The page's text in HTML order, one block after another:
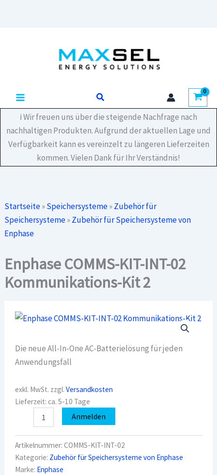
Suchen
ℹ️ Wir freuen uns über die steigende Nachfrage nach
nachhaltigen Produkten. Aufgrund der aktuellen Lage und
Verfügbarkeit kann es vereinzelt zu längeren Lieferzeiten
kommen. Vielen Dank für Ihr Verständnis!
Startseite»Speichersysteme»Zubehör für
Speichersysteme»Zubehör für Speichersysteme von
Enphase
Enphase COMMS-KIT-INT-02
Kommunikations-Kit 2
Die neue All-In-One AC-Batterielösung für jeden
Anwendungsfall
exkl. MwSt. zzgl.Versandkosten
Lieferzeit:ca. 5-10 Tage
INT-
02
Kommunikations-
Kit
Anmelden
Artikelnummer:COMMS-KIT-INT-02
Kategorie: Zubehör für Speichersysteme von Enphase
Marke: Enphase